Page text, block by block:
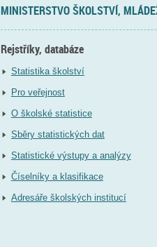
MINISTERSTVO ŠKOLSTVÍ,
Rejstříky, databáze
Statistika školství
Pro veřejnost
O školské statistice
Sběry statistických dat
Statistické výstupy a analýzy
Číselníky a klasifikace
Adresáře školských institucí